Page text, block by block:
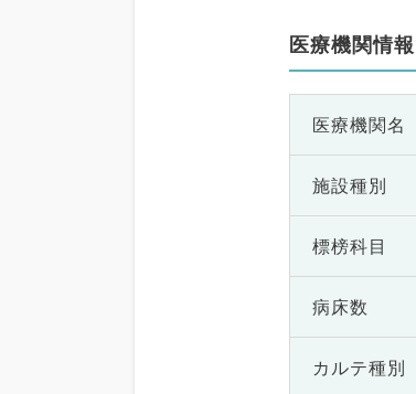
医療機関情報
医療機関名
施設種別
標榜科目
病床数
カルテ種別